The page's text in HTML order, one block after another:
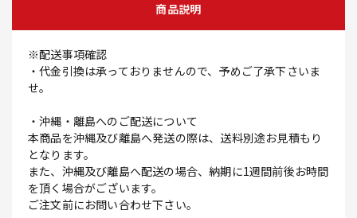
商品説明
※配送事項確認
・代金引換は承っておりませんので、予めご了承下さいま
せ。
・沖縄・離島へのご配送について
本商品を沖縄及び離島へ発送の際は、送料別途お見積もり
となります。
また、沖縄及び離島へ配送の場合、納期に1週間前後お時間
を頂く場合がございます。
ご注文前にお問い合わせ下さい。